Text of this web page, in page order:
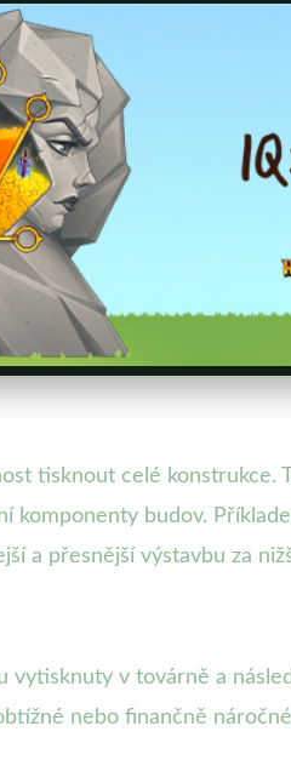
tisknout celé konstrukce.
budov.
a přesnější výstavbu za
v továrně a
nebo finančně